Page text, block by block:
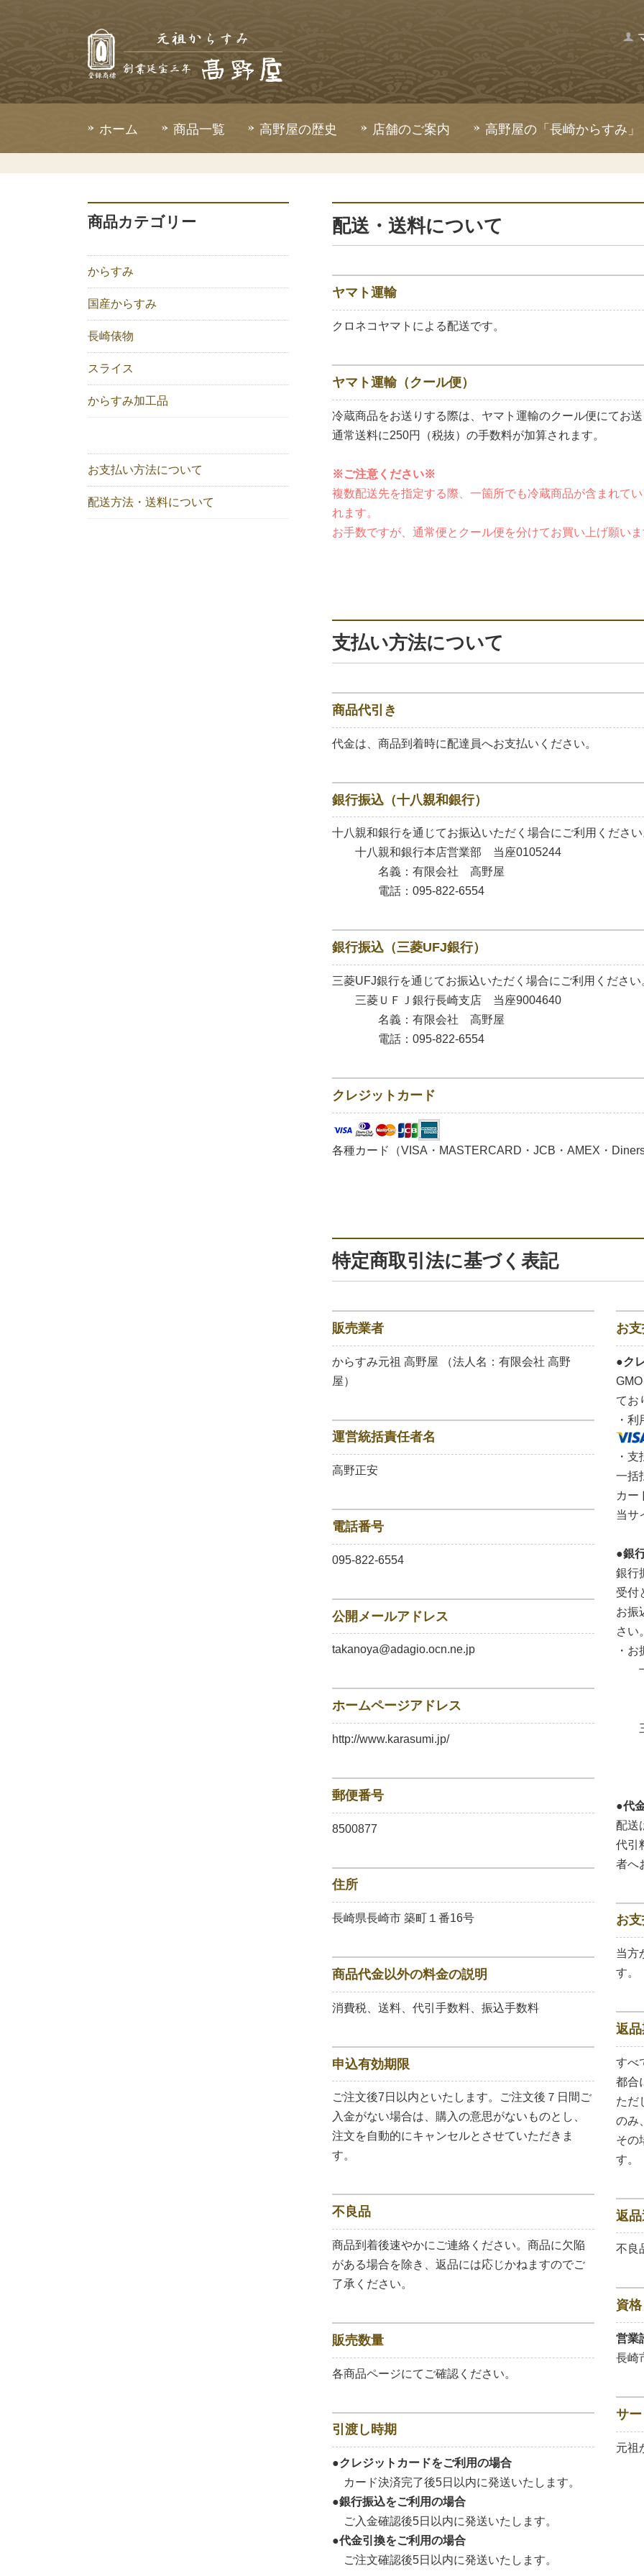
ホーム 商品一覧 高野屋の歴史 店舗のご案内 高野屋の「長崎からすみ」
配送・送料について
ヤマト運輸
クロネコヤマトによる配送です。
ヤマト運輸（クール便）
冷蔵商品をお送りする際は、ヤマト運輸のクール便にてお
通常送料に250円（税抜）の手数料が加算されます。
※ご注意ください※
複数配送先を指定する際、一箇所でも冷蔵商品が含まれて
れます。
お手数ですが、通常便とクール便を分けてお買い上げ願い
支払い方法について
商品代引き
代金は、商品到着時に配達員へお支払いください。
銀行振込（十八親和銀行）
十八親和銀行を通じてお振込いただく場合にご利用くださ
十八親和銀行本店営業部 当座0105244
名義：有限会社 高野屋
電話：095-822-6554
銀行振込（三菱UFJ銀行）
三菱UFJ銀行を通じてお振込いただく場合にご利用ください
三菱ＵＦＪ銀行長崎支店 当座9004640
名義：有限会社 高野屋
電話：095-822-6554
クレジットカード
各種カード（VISA・MASTERCARD・JCB・AMEX・
特定商取引法に基づく表記
販売業者
からすみ元祖 高野屋 （法人名：有限会社 高野
屋）
運営統括責任者名
高野正安
電話番号
095-822-6554
公開メールアドレス
takanoya@adagio.ocn.ne.jp
ホームページアドレス
http://www.karasumi.jp/
郵便番号
8500877
住所
長崎県長崎市 築町１番16号
商品代金以外の料金の説明
消費税、送料、代引手数料、振込手数料
申込有効期限
ご注文後7日以内といたします。ご注文後７日間ご
入金がない場合は、購入の意思がないものとし、
注文を自動的にキャンセルとさせていただきま
す。
不良品
商品到着後速やかにご連絡ください。商品に欠陥
がある場合を除き、返品には応じかねますのでご
了承ください。
販売数量
各商品ページにてご確認ください。
引渡し時期
●クレジットカードをご利用の場合
カード決済完了後5日以内に発送いたします。
●銀行振込をご利用の場合
ご入金確認後5日以内に発送いたします。
●代金引換をご利用の場合
ご注文確認後5日以内に発送いたします。
お
●ク
てお
・
・
一括
カー
当サ
●銀
銀行
受付
お振
さい
・
十
三
●代
配送
代引
者へ
お
当方
す。
返
すべ
都合
ただ
のみ
その
す。
返
不良
資
営業
長崎
サ
元
商品カテゴリー
からすみ
国産からすみ
長崎俵物
スライス
からすみ加工品
お支払い方法について
配送方法・送料について